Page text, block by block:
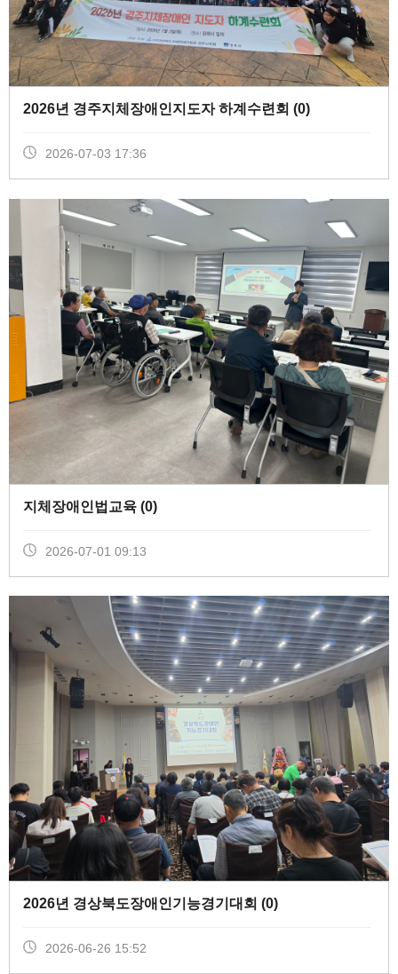
2026년 경주지체장애인지도자 하계수련회 (0)
2026-07-03 17:36
지체장애인법교육 (0)
2026-07-01 09:13
2026년 경상북도장애인기능경기대회 (0)
2026-06-26 15:52